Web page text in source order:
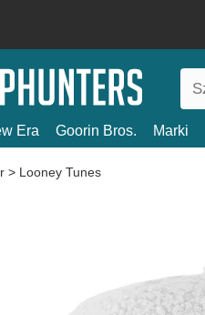
Era Goorin Bros. Marki
> Looney Tunes